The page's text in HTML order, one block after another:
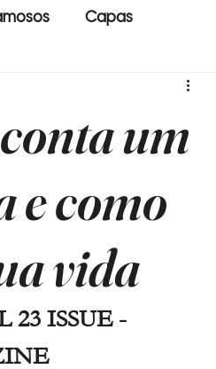
Capas
um
e como
vida
ISSUE -